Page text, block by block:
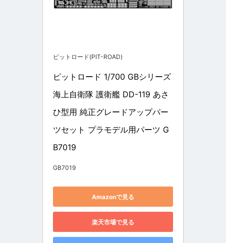
ピットロード(PIT-ROAD)
ピットロード 1/700 GBシリーズ
海上自衛隊 護衛艦 DD-119 あさ
ひ型用 純正グレードアップパー
ツセット プラモデル用パーツ G
B7019
GB7019
Amazonで見る
楽天市場で見る